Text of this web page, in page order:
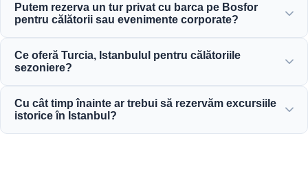
la hotelurile situate central în zonele Sultanahmet, Taksim
și împrejurimi.
Putem rezerva un tur privat cu barca pe Bosfor
pentru călătorii sau evenimente corporate?
călătoriilor corporate, oferind închirieri de iahturi
personalizate, evenimente corporate și cine private pe
Ce oferă Turcia, Istanbulul pentru călătoriile
sezoniere?
anului, de la festivaluri de lalele primăvara și croaziere de
vară, până la excursii istorice de iarnă și tururi
Cu cât timp înainte ar trebui să rezervăm excursiile
istorice în Istanbul?